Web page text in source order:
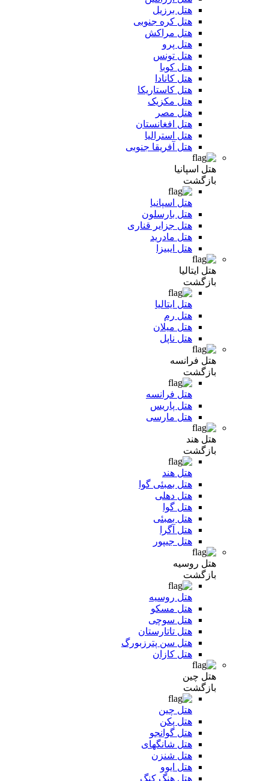
هتل برزیل
هتل کره جنوبی
هتل مراکش
هتل پرو
هتل تونس
هتل کوبا
هتل کانادا
هتل کاستاریکا
هتل مکزیک
هتل مصر
هتل افغانستان
هتل استرالیا
هتل آفریقا جنوبی
هتل اسپانیا
بازگشت
هتل اسپانیا
هتل بارسلون
هتل جزایر قناری
هتل مادرید
هتل ایبیزا
هتل ایتالیا
بازگشت
هتل ایتالیا
هتل رم
هتل میلان
هتل ناپل
هتل فرانسه
بازگشت
هتل فرانسه
هتل پاریس
هتل مارسی
هتل هند
بازگشت
هتل هند
هتل بمبئی گوا
هتل دهلی
هتل گوا
هتل بمبئی
هتل آگرا
هتل جیپور
هتل روسیه
بازگشت
هتل روسیه
هتل مسکو
هتل سوچی
هتل تاتارستان
هتل سن پترزبورگ
هتل کازان
هتل چین
بازگشت
هتل چین
هتل پکن
هتل گوانجو
هتل شانگهای
هتل شنزن
هتل ایوو
هتل هنگ کنگ